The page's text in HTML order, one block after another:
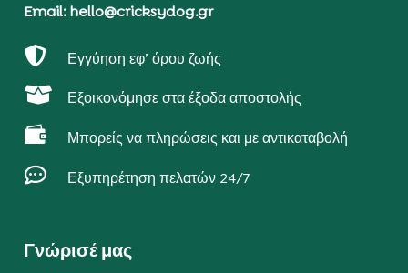
Email: hello@cricksydog.gr
 Εγγύηση εφ’ όρου ζωής
 Εξοικονόμησε στα έξοδα αποστολής
 Μπορείς να πληρώσεις και με αντικαταβολή
 Εξυπηρέτηση πελατών 24/7
Γνώρισέ μας